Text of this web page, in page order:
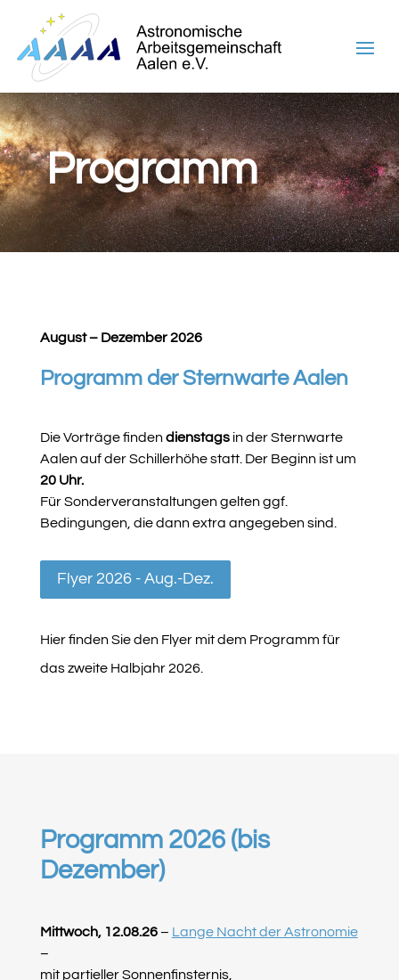
Programm
August – Dezember 2026
Programm der Sternwarte Aalen
Die Vorträge findendienstagsin der Sternwarte
Aalen auf der Schillerhöhe statt. Der Beginn ist um
20 Uhr.
Für Sonderveranstaltungen gelten ggf.
Bedingungen, die dann extra angegeben sind.
Flyer 2026 - Aug.-Dez.
Hier finden Sie den Flyer mit dem Programm für
das zweite Halbjahr 2026.
Programm 2026 (bis
Dezember)
Mittwoch, 12.08.26– Lange Nacht der Astronomie
–
mit partieller Sonnenfinsternis,